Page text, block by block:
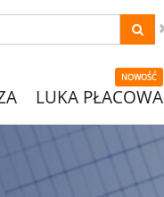
NOWOŚĆ
LUKA PŁACOWA